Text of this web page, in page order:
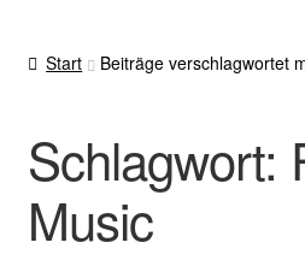
Start Beiträge verschlagwortet
Schlagwort:
Music